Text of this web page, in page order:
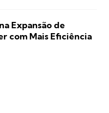
Expansão de
com Mais Eficiência